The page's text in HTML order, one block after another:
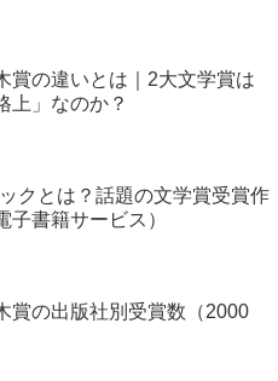
賞の違いとは｜2大文学賞は
上」なのか？
クとは？話題の文学賞受賞作
子書籍サービス）
賞の出版社別受賞数（2000